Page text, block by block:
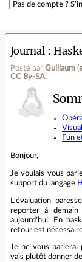
Pas de compte ?
Journal
Posté par Guillaum (
CC By‑SA.
Fun
Bonjour,
Je voulais vous
support du langage
L'évaluation
reporter à
aujourd'hui. En
retour est
Je ne vous parlerai
vais plutôt donner